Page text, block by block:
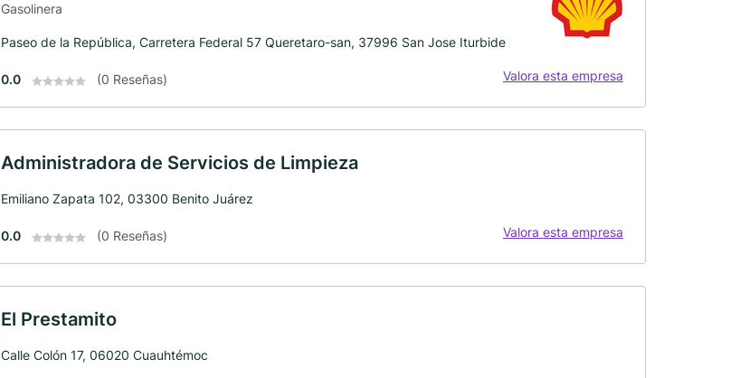
Gasolinera
Paseo de la República, Carretera Federal 57 Queretaro-san, 37996 San Jose Iturbide
0.0 (0 Reseñas) Valora esta empresa
Administradora de Servicios de Limpieza
Emiliano Zapata 102, 03300 Benito Juárez
0.0 (0 Reseñas) Valora esta empresa
El Prestamito
Calle Colón 17, 06020 Cuauhtémoc